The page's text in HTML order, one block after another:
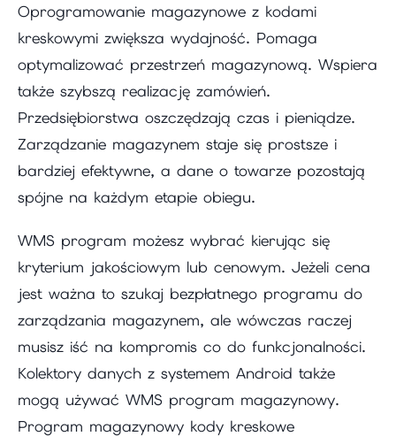
Oprogramowanie magazynowe z kodami
kreskowymi zwiększa wydajność. Pomaga
optymalizować przestrzeń magazynową. Wspiera
także szybszą realizację zamówień.
Przedsiębiorstwa oszczędzają czas i pieniądze.
Zarządzanie magazynem staje się prostsze i
bardziej efektywne, a dane o towarze pozostają
spójne na każdym etapie obiegu.
WMS program możesz wybrać kierując się
kryterium jakościowym lub cenowym. Jeżeli cena
jest ważna to szukaj bezpłatnego programu do
zarządzania magazynem, ale wówczas raczej
musisz iść na kompromis co do funkcjonalności.
Kolektory danych z systemem Android także
mogą używać WMS program magazynowy.
Program magazynowy kody kreskowe